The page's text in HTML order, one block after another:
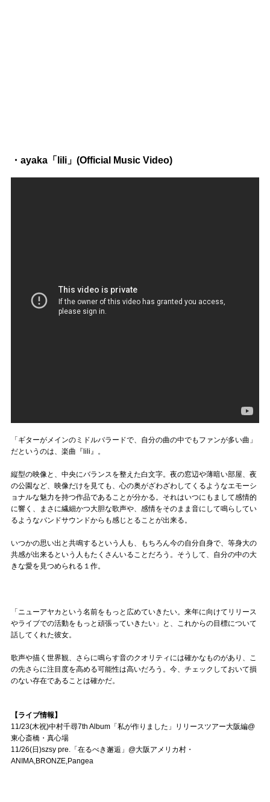
・ayaka「lili」(Official Music Video)
「ギターがメインのミドルバラードで、自分の曲の中でもファンが多い曲」
だというのは、楽曲『lili』。
縦型の映像と、中央にバランスを整えた白文字。夜の窓辺や薄暗い部屋、夜
の公園など、映像だけを見ても、心の奥がざわざわしてくるようなエモーシ
ョナルな魅力を持つ作品であることが分かる。それはいつにもまして感情的
に響く、まさに繊細かつ大胆な歌声や、感情をそのまま音にして鳴らしてい
るようなバンドサウンドからも感じとることが出来る。
いつかの思い出と共鳴するという人も、もちろん今の自分自身で、等身大の
共感が出来るという人もたくさんいることだろう。そうして、自分の中の大
きな愛を見つめられる１作。
「ニューアヤカという名前をもっと広めていきたい。来年に向けてリリース
やライブでの活動をもっと頑張っていきたい」と、これからの目標について
話してくれた彼女。
歌声や描く世界観、さらに鳴らす音のクオリティには確かなものがあり、こ
の先さらに注目度を高める可能性は高いだろう。今、チェックしておいて損
のない存在であることは確かだ。
【ライブ情報】
11/23(木祝)中村千尋7th Album「私が作りました」リリースツアー大阪編@
東心斎橋・真心場
11/26(日)szsy pre.「在るべき邂逅」@大阪アメリカ村・
ANIMA,BRONZE,Pangea